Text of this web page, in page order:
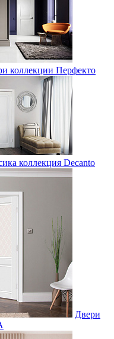
коллекции Перфекто
коллекция Decanto
Двери